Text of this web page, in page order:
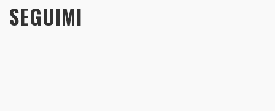
SEGUIMI